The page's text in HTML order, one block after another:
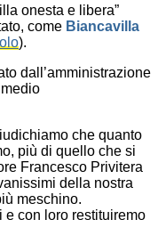
onesta e libera”
come Biancavilla
).
dall’amministrazione
che quanto
più di quello che si
Francesco Privitera
della nostra
meschino.
con loro restituiremo